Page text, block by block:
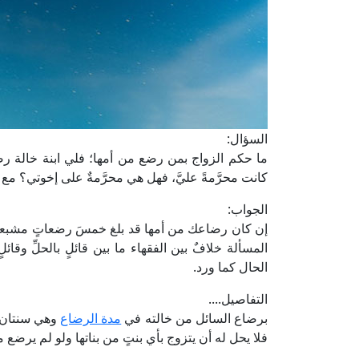
السؤال:
ما حكم الزواج بمن رضع من أمها؛ فلي ابنة خالة
كانت محرَّمةً عليَّ، فهل هي محرَّمةٌ على إخوتي؟ مع
الجواب:
إن كان رضاعك من أمها قد بلغ خمسَ رضعاتٍ
المسألة خلافٌ بين الفقهاء ما بين قائلٍ بالحلِّ
الحال كما ورد.
التفاصيل....
برضاع السائل من خالته في مدة ‏الرضاع وهي
فلا يحل له أن يتزوج بأي بنتٍ ‏من بناتها ولو لم